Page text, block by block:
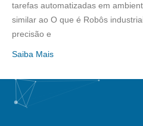
tarefas automatizadas em
similar ao O que é Robôs
precisão e
Saiba Mais